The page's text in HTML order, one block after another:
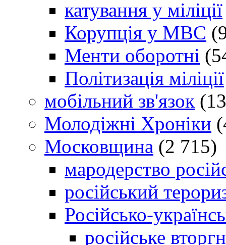
катування у міліції
Корупція у МВС
Менти оборотні
Політизація міліції
мобільний зв'язок
Молодіжні Хроніки
Московщина (2 715)
мародерство
російський
Російсько-
російське